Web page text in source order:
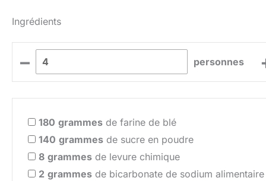
Ingrédients
– personnes
180 grammes de farine de blé
140 grammes de sucre en poudre
8 grammes de levure chimique
2 grammes de bicarbonate de sodium alimentaire